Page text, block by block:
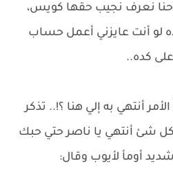
إحنا نعرف نجيب حقها كويس،
ده لو أنت عايزني أعمل حساب
كده..
أنتهي به إلي هنا ؟!.. تذكر
شئ أنتهي يا ناصر حتي حبك
أومأ لأيوب وقال: